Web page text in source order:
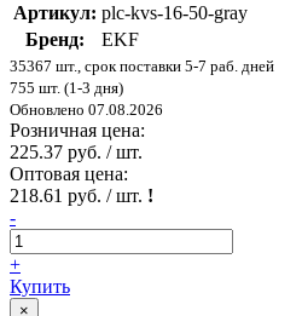
Артикул: plc-kvs-16-50-gray
Бренд:
EKF
35367 шт., срок поставки 5-7 раб. дней
755 шт. (1-3 дня)
Обновлено 07.08.2026
Розничная цена:
225.37 руб. / шт.
Оптовая цена:
218.61 руб. / шт. !
-
+
Купить
×